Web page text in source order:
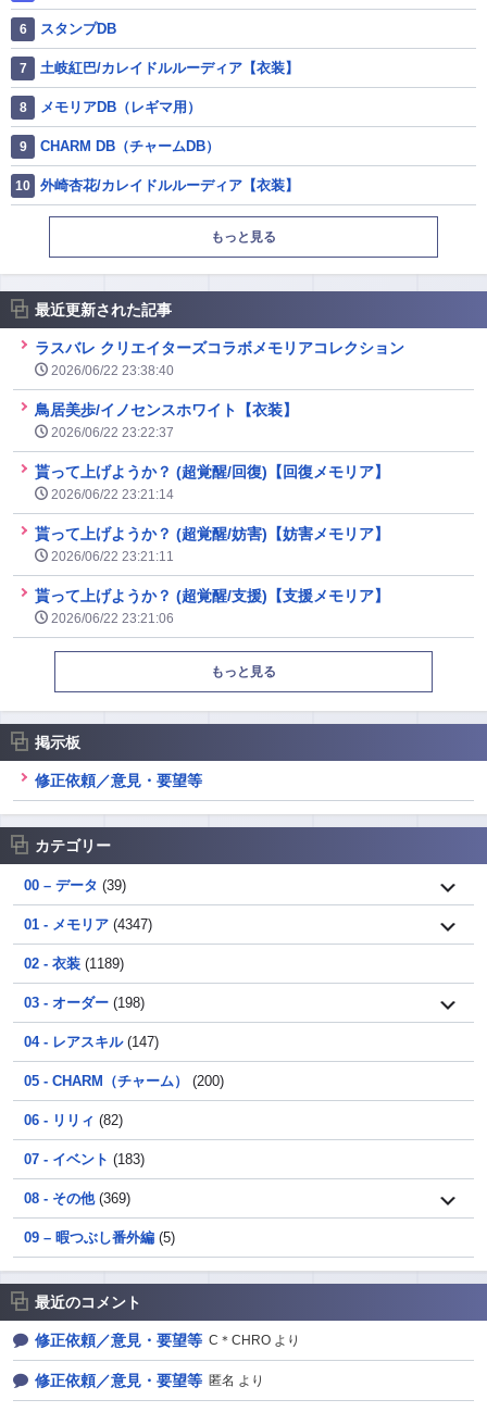
スタンプDB
土岐紅巴/カレイドルルーディア【衣装】
メモリアDB（レギマ用）
CHARM DB（チャームDB）
外崎杏花/カレイドルルーディア【衣装】
もっと見る
最近更新された記事
ラスバレ クリエイターズコラボメモリアコレクション
2026/06/22 23:38:40
鳥居美歩/イノセンスホワイト【衣装】
2026/06/22 23:22:37
貰って上げようか？ (超覚醒/回復)【回復メモリア】
2026/06/22 23:21:14
貰って上げようか？ (超覚醒/妨害)【妨害メモリア】
2026/06/22 23:21:11
貰って上げようか？ (超覚醒/支援)【支援メモリア】
2026/06/22 23:21:06
もっと見る
掲示板
修正依頼／意見・要望等
カテゴリー
00 – データ (39)
01 - メモリア (4347)
02 - 衣装 (1189)
03 - オーダー (198)
04 - レアスキル(147)
05 - CHARM（チャーム） (200)
06 - リリィ (82)
07 - イベント (183)
08 - その他(369)
09 – 暇つぶし番外編 (5)
最近のコメント
修正依頼／意見・要望等 C＊CHRO より
修正依頼／意見・要望等 匿名 より